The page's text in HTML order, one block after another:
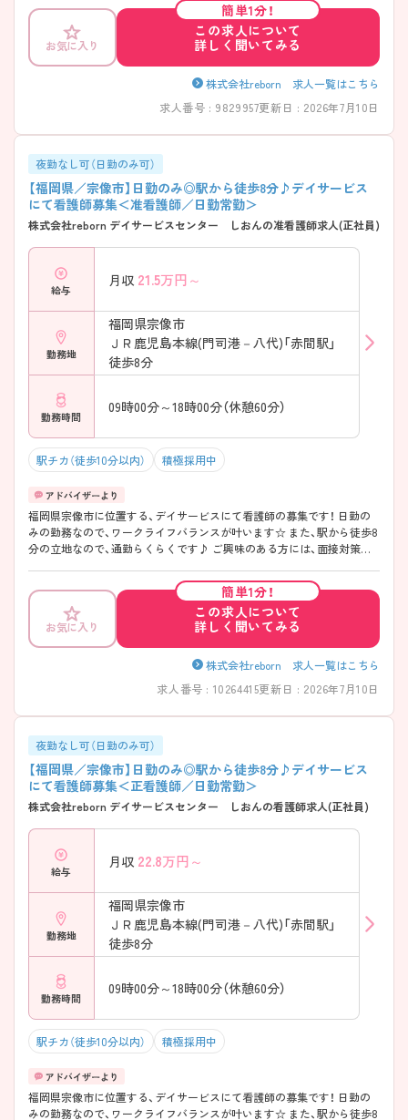
お気に入り
簡単1分！
この求人について
詳しく聞いてみる
株式会社reborn 求人一覧はこちら
求人番号 : 9829957更新日 : 2026年7月10日
夜勤なし可（日勤のみ可）
【福岡県／宗像市】日勤のみ◎駅から徒歩8分♪デイサービス
にて看護師募集＜准看護師／日勤常勤＞
株式会社reborn デイサービスセンター しおんの准看護師求人(正社員)
給与
月収 21.5万円～
勤務地
福岡県宗像市
ＪＲ鹿児島本線(門司港－八代)「赤間駅」
徒歩8分
勤務時間
09時00分～18時00分（休憩60分）
駅チカ（徒歩10分以内） 積極採用中
福岡県宗像市に位置する、デイサービスにて看護師の募集です！ 日勤の
みの勤務なので、ワークライフバランスが叶います☆ また、駅から徒歩8
分の立地なので、通勤らくらくです♪ ご興味のある方には、面接対策ポ
お気に入り
簡単1分！
この求人について
詳しく聞いてみる
株式会社reborn 求人一覧はこちら
求人番号 : 10264415更新日 : 2026年7月10日
夜勤なし可（日勤のみ可）
【福岡県／宗像市】日勤のみ◎駅から徒歩8分♪デイサービス
にて看護師募集＜正看護師／日勤常勤＞
株式会社reborn デイサービスセンター しおんの看護師求人(正社員)
給与
月収 22.8万円～
勤務地
福岡県宗像市
ＪＲ鹿児島本線(門司港－八代)「赤間駅」
徒歩8分
勤務時間
09時00分～18時00分（休憩60分）
駅チカ（徒歩10分以内） 積極採用中
福岡県宗像市に位置する、デイサービスにて看護師の募集です！ 日勤の
みの勤務なので、ワークライフバランスが叶います☆ また、駅から徒歩8